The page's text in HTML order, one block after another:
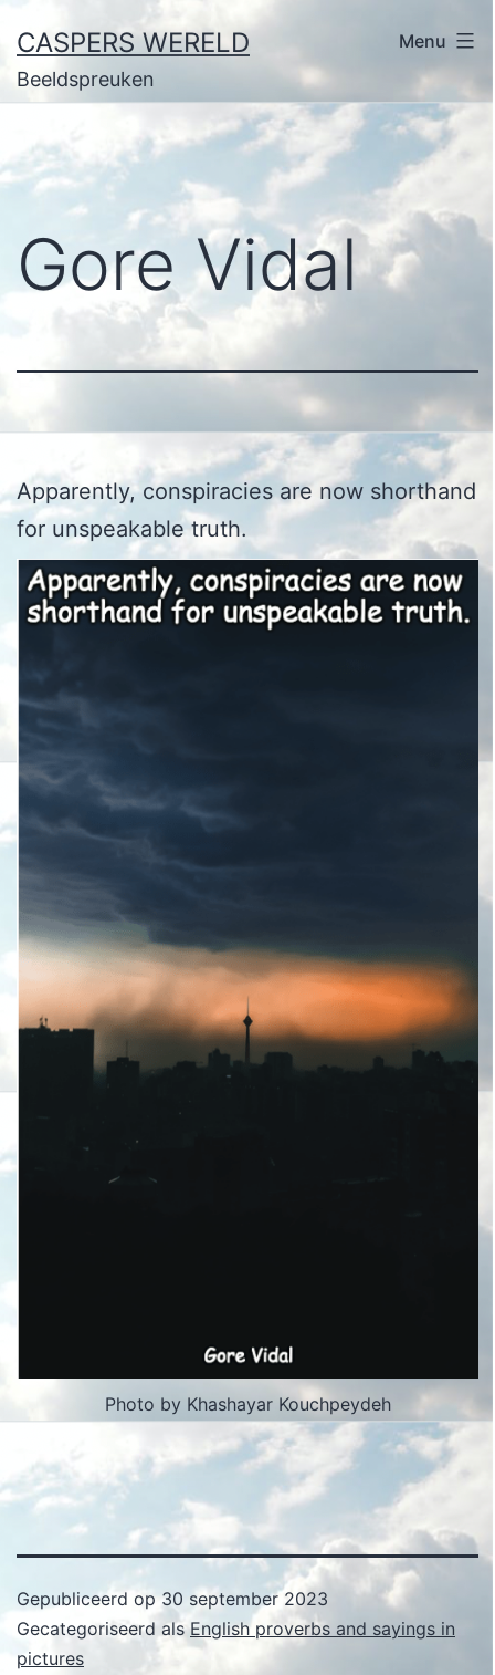
naar
de
CASPERS WERELD
Beeldspreuken
Menu
Gore Vidal
Apparently, conspiracies are now shorthand
for unspeakable truth.
Photo by Khashayar Kouchpeydeh
Gepubliceerd op30 september 2023
Gecategoriseerd alsEnglish proverbs and sayings in
pictures